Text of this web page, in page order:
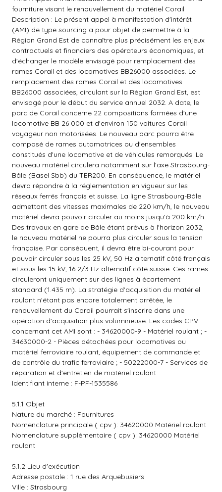
fourniture visant le renouvellement du matériel Corail
Description : Le présent appel à manifestation d'intérêt
(AMI) de type sourcing a pour objet de permettre à la
Région Grand Est de connaître plus précisément les enjeux
contractuels et financiers des opérateurs économiques, et
d'échanger le modèle envisagé pour remplacement des
rames Corail et des locomotives BB26000 associées. Le
remplacement des rames Corail et des locomotives
BB26000 associées, circulant sur la Région Grand Est, est
envisagé pour le début du service annuel 2032. A date, le
parc de Corail concerne 22 compositions formées d'une
locomotive BB 26 000 et d'environ 150 voitures Corail
voyageur non motorisées. Le nouveau parc pourra être
composé de rames automotrices ou d'ensembles
constitués d'une locomotive et de véhicules remorqués. Le
nouveau matériel circulera notamment sur l'axe Strasbourg-
Bâle (Basel Sbb) du TER200. En conséquence, le matériel
devra répondre à la réglementation en vigueur sur les
réseaux ferrés français et suisse. La ligne Strasbourg-Bâle
admettant des vitesses maximales de 220 km/h, le nouveau
matériel devra pouvoir circuler au moins jusqu'à 200 km/h.
Des travaux en gare de Bâle étant prévus à l'horizon 2032,
le nouveau matériel ne pourra plus circuler sous la tension
française. Par conséquent, il devra être bi-courant pour
pouvoir circuler sous les 25 kV, 50 Hz alternatif côté français
et sous les 15 kV, 16 2/3 Hz alternatif côté suisse. Ces rames
circuleront uniquement sur des lignes à écartement
standard (1.435 m). La stratégie d'acquisition du matériel
roulant n'étant pas encore totalement arrêtée, le
renouvellement du Corail pourrait s'inscrire dans une
opération d'acquisition plus volumineuse. Les codes CPV
concernant cet AMI sont : - 34620000-9 - Matériel roulant ; -
34630000-2 - Pièces détachées pour locomotives ou
matériel ferroviaire roulant, équipement de commande et
de contrôle du trafic ferroviaire ; - 50222000-7 - Services de
réparation et d'entretien de matériel roulant
Identifiant interne : F-PF-1535586
5.1.1 Objet
Nature du marché : Fournitures
Nomenclature principale ( cpv ): 34620000 Matériel roulant
Nomenclature supplémentaire ( cpv ): 34620000 Matériel
roulant
5.1.2 Lieu d'exécution
Adresse postale : 1 rue des Arquebusiers
Ville : Strasbourg